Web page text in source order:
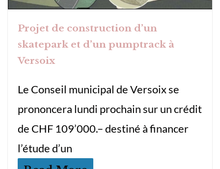
Projet de construction d’un
skatepark et d’un pumptrack à
Versoix
Le Conseil municipal de Versoix se
prononcera lundi prochain sur un crédit
de CHF 109’000.– destiné à financer
l’étude d’un